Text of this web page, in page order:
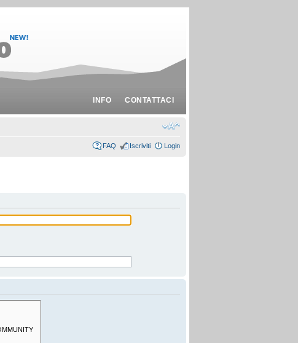
INFO CONTATTACI
FAQ Iscriviti Login